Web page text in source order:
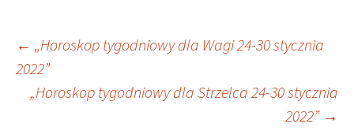
Nawigacja
wpisu
← „Horoskop tygodniowy dla Wagi 24-30 stycznia
2022”
„Horoskop tygodniowy dla Strzelca 24-30 stycznia
2022” →